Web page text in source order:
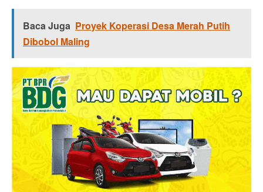
Baca Juga Proyek Koperasi Desa Merah Putih
Dibobol Maling